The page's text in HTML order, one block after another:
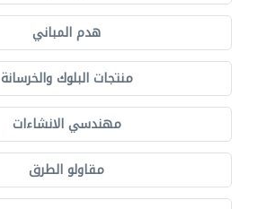
هدم المباني
منتجات البلوك والخرسانة
مهندسي الانشاءات
مقاولو الطرق